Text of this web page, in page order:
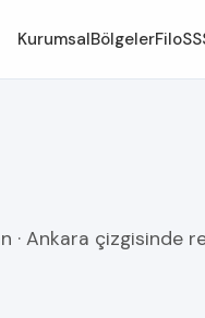
KurumsalBölgelerFilo
· Ankara çizgisinde